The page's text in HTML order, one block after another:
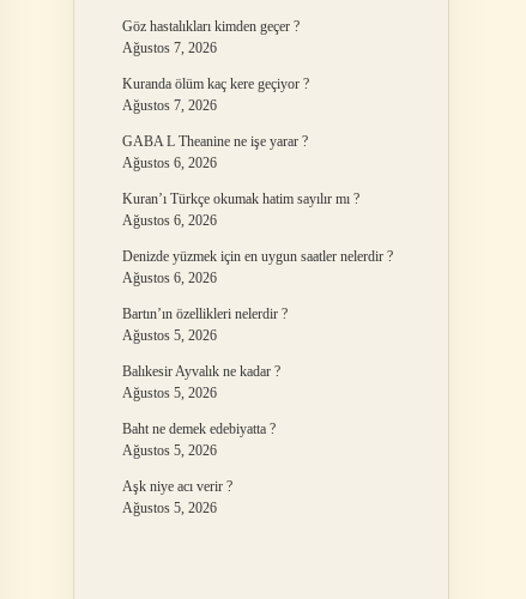
Göz hastalıkları kimden geçer ?
Ağustos 7, 2026
Kuranda ölüm kaç kere geçiyor ?
Ağustos 7, 2026
GABA L Theanine ne işe yarar ?
Ağustos 6, 2026
Kuran’ı Türkçe okumak hatim sayılır mı ?
Ağustos 6, 2026
Denizde yüzmek için en uygun saatler nelerdir ?
Ağustos 6, 2026
Bartın’ın özellikleri nelerdir ?
Ağustos 5, 2026
Balıkesir Ayvalık ne kadar ?
Ağustos 5, 2026
Baht ne demek edebiyatta ?
Ağustos 5, 2026
Aşk niye acı verir ?
Ağustos 5, 2026